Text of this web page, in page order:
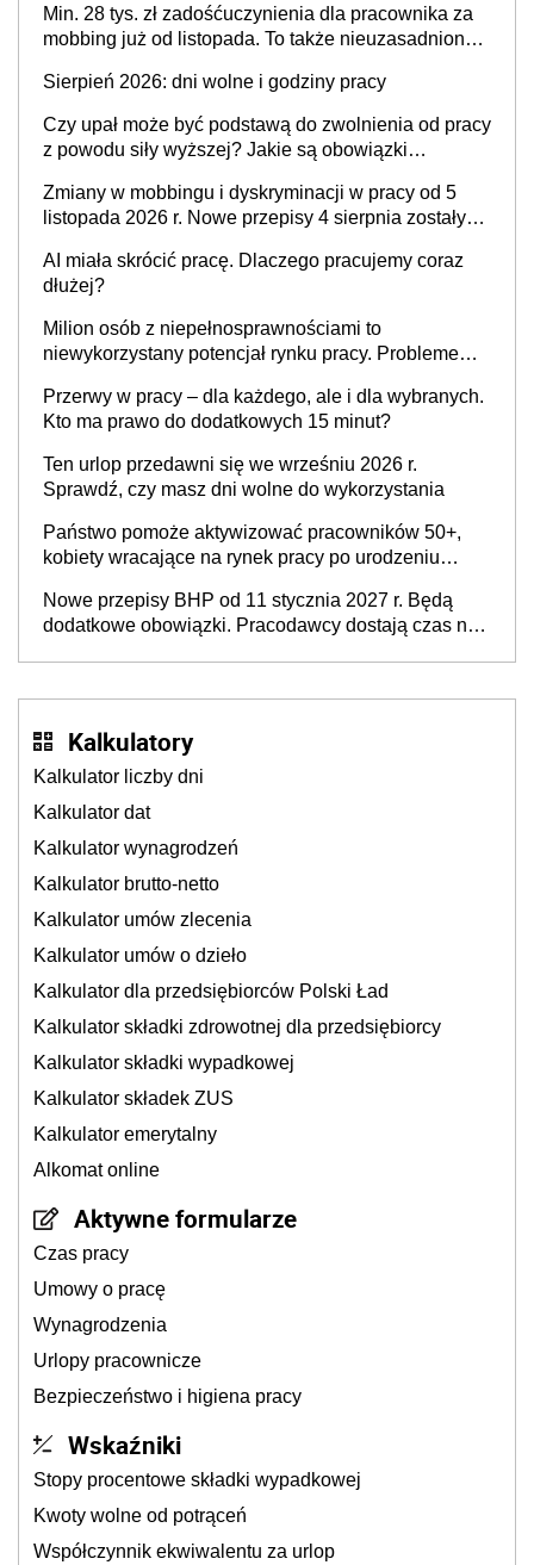
Min. 28 tys. zł zadośćuczynienia dla pracownika za
mobbing już od listopada. To także nieuzasadniona
Sierpień 2026: dni wolne i godziny pracy
Czy upał może być podstawą do zwolnienia od pracy
z powodu siły wyższej? Jakie są obowiązki
Zmiany w mobbingu i dyskryminacji w pracy od 5
listopada 2026 r. Nowe przepisy 4 sierpnia zostały
AI miała skrócić pracę. Dlaczego pracujemy coraz
dłużej?
Milion osób z niepełnosprawnościami to
niewykorzystany potencjał rynku pracy. Problemem
refundacji, ale bariery po stronie systemu i
świadomości pracodawców [WYWIAD]
Przerwy w pracy – dla każdego, ale i dla wybranych.
Kto ma prawo do dodatkowych 15 minut?
Ten urlop przedawni się we wrześniu 2026 r.
Sprawdź, czy masz dni wolne do wykorzystania
Państwo pomoże aktywizować pracowników 50+,
kobiety wracające na rynek pracy po urodzeniu
neuroatypowe. Powstanie Fundusz na rzecz
Inkluzywności w Zatrudnianiu?
Nowe przepisy BHP od 11 stycznia 2027 r. Będą
dodatkowe obowiązki. Pracodawcy dostają czas na
Kalkulatory
Kalkulator liczby dni
Kalkulator dat
Kalkulator wynagrodzeń
Kalkulator brutto-netto
Kalkulator umów zlecenia
Kalkulator umów o dzieło
Kalkulator dla przedsiębiorców Polski Ład
Kalkulator składki zdrowotnej dla przedsiębiorcy
Kalkulator składki wypadkowej
Kalkulator składek ZUS
Kalkulator emerytalny
Alkomat online
Aktywne formularze
Czas pracy
Umowy o pracę
Wynagrodzenia
Urlopy pracownicze
Bezpieczeństwo i higiena pracy
Wskaźniki
Stopy procentowe składki wypadkowej
Kwoty wolne od potrąceń
Współczynnik ekwiwalentu za urlop